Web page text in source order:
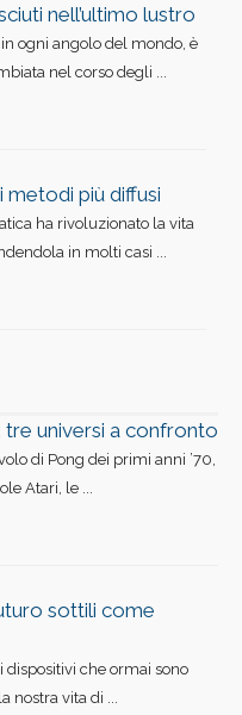
nell’ultimo lustro
ogni angolo del mondo, è
nel corso degli ...
metodi più diffusi
ha rivoluzionato la vita
in molti casi ...
universi a confronto
di Pong dei primi anni ’70,
Atari, le ...
sottili come
dispositivi che ormai sono
nostra vita di ...